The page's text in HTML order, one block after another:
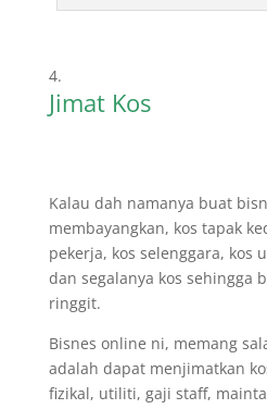
Jimat Kos
Kalau dah namanya buat
membayangkan, kos tapak
pekerja, kos selenggara, kos
dan segalanya kos sehingga
ringgit.
Bisnes online ni, memang
adalah dapat menjimatkan
fizikal, utiliti, gaji staff,